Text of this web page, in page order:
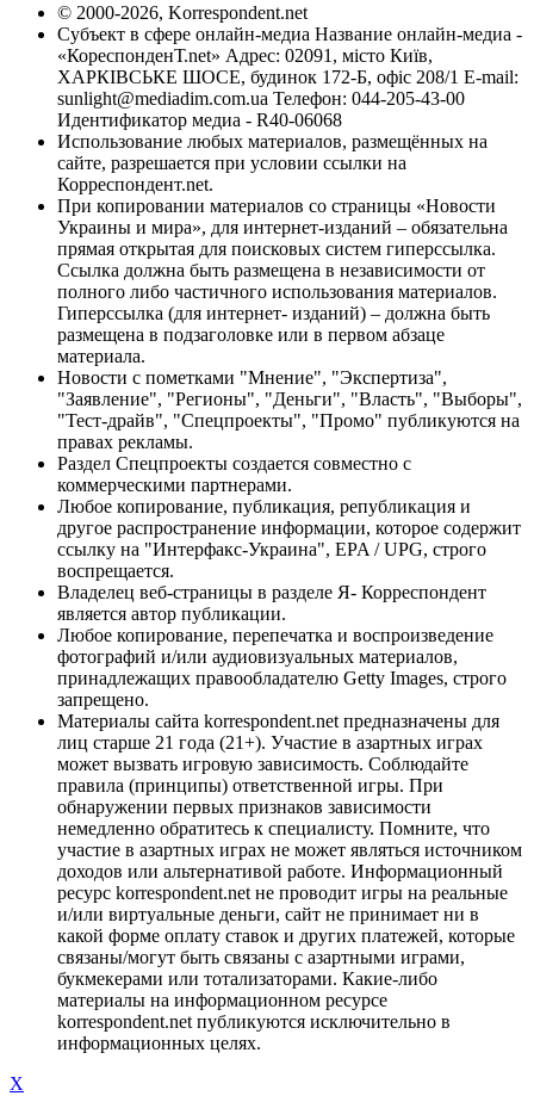
© 2000-2026, Korrespondent.net
Субъект в сфере онлайн-медиа Название онлайн-медиа -
«КореспонденТ.net» Адрес: 02091, місто Київ,
ХАРКІВСЬКЕ ШОСЕ, будинок 172-Б, офіс 208/1 E-mail:
sunlight@mediadim.com.ua Телефон: 044-205-43-00
Идентификатор медиа - R40-06068
Использование любых материалов, размещённых на
сайте, разрешается при условии ссылки на
Корреспондент.net.
При копировании материалов со страницы «Новости
Украины и мира», для интернет-изданий – обязательна
прямая открытая для поисковых систем гиперссылка.
Ссылка должна быть размещена в независимости от
полного либо частичного использования материалов.
Гиперссылка (для интернет- изданий) – должна быть
размещена в подзаголовке или в первом абзаце
материала.
Новости с пометками "Мнение", "Экспертиза",
"Заявление", "Регионы", "Деньги", "Власть", "Выборы",
"Тест-драйв", "Спецпроекты", "Промо" публикуются на
правах рекламы.
Раздел Спецпроекты создается совместно с
коммерческими партнерами.
Любое копирование, публикация, републикация и
другое распространение информации, которое содержит
ссылку на "Интерфакс-Украина", EPA / UPG, строго
воспрещается.
Владелец веб-страницы в разделе Я- Корреспондент
является автор публикации.
Любое копирование, перепечатка и воспроизведение
фотографий и/или аудиовизуальных материалов,
принадлежащих правообладателю Getty Images, строго
запрещено.
Материалы сайта korrespondent.net предназначены для
лиц старше 21 года (21+). Участие в азартных играх
может вызвать игровую зависимость. Соблюдайте
правила (принципы) ответственной игры. При
обнаружении первых признаков зависимости
немедленно обратитесь к специалисту. Помните, что
участие в азартных играх не может являться источником
доходов или альтернативой работе. Информационный
ресурс korrespondent.net не проводит игры на реальные
и/или виртуальные деньги, сайт не принимает ни в
какой форме оплату ставок и других платежей, которые
связаны/могут быть связаны с азартными играми,
букмекерами или тотализаторами. Какие-либо
материалы на информационном ресурсе
korrespondent.net публикуются исключительно в
информационных целях.
X